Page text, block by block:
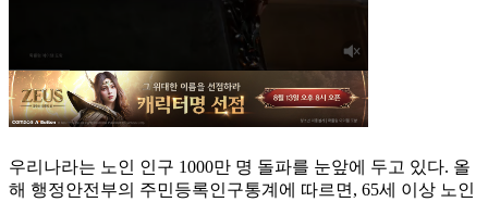
우리나라는 노인 인구 1000만 명 돌파를 눈앞에 두고 있다. 올
해 행정안전부의 주민등록인구통계에 따르면, 65세 이상 노인